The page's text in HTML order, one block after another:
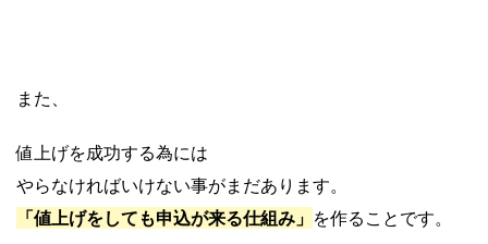
また、
値上げを成功する為には
やらなければいけない事がまだあります。
「値上げをしても申込が来る仕組み」 を作ることです。